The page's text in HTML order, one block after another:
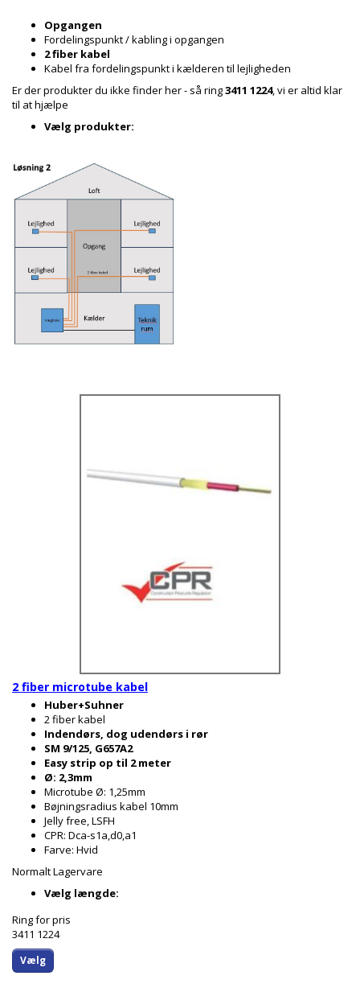
Opgangen
Fordelingspunkt / kabling i opgangen
2 fiber kabel
Kabel fra fordelingspunkt i kælderen til lejligheden
Er der produkter du ikke finder her - så ring3411 1224, vi er altid klar
til at hjælpe
Vælg produkter:
2 fiber microtube kabel
Huber+Suhner
2 fiber kabel
Indendørs, dog udendørs i rør
SM 9/125, G657A2
Easy strip op til 2 meter
Ø: 2,3mm
Microtube Ø: 1,25mm
Bøjningsradius kabel 10mm
Jelly free, LSFH
CPR: Dca-s1a,d0,a1
Farve: Hvid
Normalt Lagervare
Vælg længde:
Ring for pris
3411 1224
Vælg